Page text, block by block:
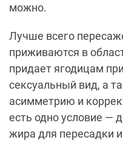
можно.
Лучше всего
приживаются в
придает ягодицам
сексуальный вид, а
асимметрию и
есть одно условие —
жира для пересадки